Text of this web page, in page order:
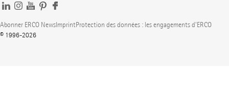
Abonner ERCO NewsImprintProtection des données : les engagements d'ERCO
© 1996-2026